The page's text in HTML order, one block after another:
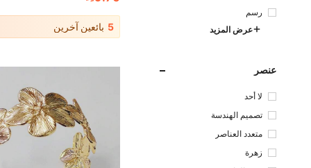
رسم
عرض المزيد
عنصر
لا أحد
تصميم الهندسة
متعدد العناصر
زهرة
5 بائعين آخرين